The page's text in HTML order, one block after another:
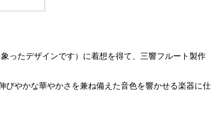
ったデザインです）に着想を得て、三響フルート製作
やかな華やかさを兼ね備えた音色を響かせる楽器に仕